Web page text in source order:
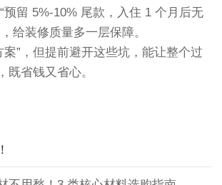
预留 5%-10% 尾款，入住 1 个月后无
给装修质量多一层保障。
案”，但提前避开这些坑，能让整个过
既省钱又省心。